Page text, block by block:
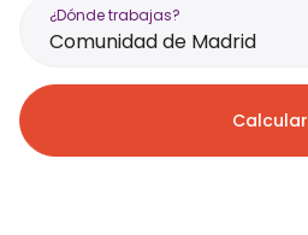
¿Dónde trabajas?
Comunidad de Madrid
Calcular